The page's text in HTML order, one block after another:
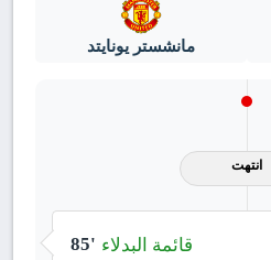
مانشستر يونايتد
انتهت
85' قائمة البدلاء